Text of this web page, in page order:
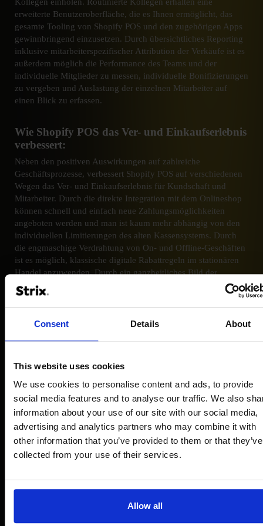
Consent Details About
This website uses cookies
We use cookies to personalise content and ads, to provide
social media features and to analyse our traffic. We also
information about your use of our site with our social media,
advertising and analytics partners who may combine it with
other information that you’ve provided to them or that they’ve
collected from your use of their services.
Allow all
Kollegen einholen. Routinierte Kollegen erhalten eine
erweiterte Benutzeroberfläche, die es Ihnen ermöglicht, das
gesamte Tooling von Shopify POS und den zugehörigen Apps
gewinnbringend einzusetzen. Durch übersichtliches Reporting
inklusive mitarbeiterspezifischer Attribution der Verkäufe ist es
außerdem möglich die Performance des Teams und der
individuelle Mitglieder zu messen, individuelle Bonifizierungen
zu vergeben und Auslastung der einzelnen Mitarbeiter auf
einen Blick zu erfassen.
Wie Shopify POS das Ver- und Einkaufserlebnis
verbessert:
Neben den positiven Auswirkungen auf zahlreiche
Geschäftsprozesse, verbessert Shopify POS auf verschiedenen
Wegen das Ver- und Einkaufserlebnis für Kundschaft und
Mitarbeiter. Durch die direkte Integration mit dem Onlineshop
können schnell und einfach neue Zahlungsmöglichkeiten
angeboten werden und man ist kaum mehr abhängig von den
individuellen Limitierungen des alten Kassensystems. Durch
die engmaschige Verdrahtung von On- und Offline-Geschäften
ist es möglich, klassische digitale Rabattregeln im stationären
Handel anzuwenden. Durch ein ganzheitliches Bild der
Kunden eröffnen sich gänzliche neue Wege hinsichtlich der
Personalisierung des Angebots und Empfehlungen können
deutlich gezielter getroffen werden. Zudem ermöglichen die
App und zusätzliche Hardware eine deutlich stärkere
kann besser mit einer abgestimmten Digital-Strategie begegnet
werden.
8. Vielfältige Zahlungsoptionen
& Rabattmöglichkeiten:
Durch die Verwendung von Shopify Plus mit Shopify POS
Zahlungsmöglichkeiten, darunter Kreditkarten, digitale Wallets
und beschleunigte Zahlungsmöglichkeiten wie Apple Pay und